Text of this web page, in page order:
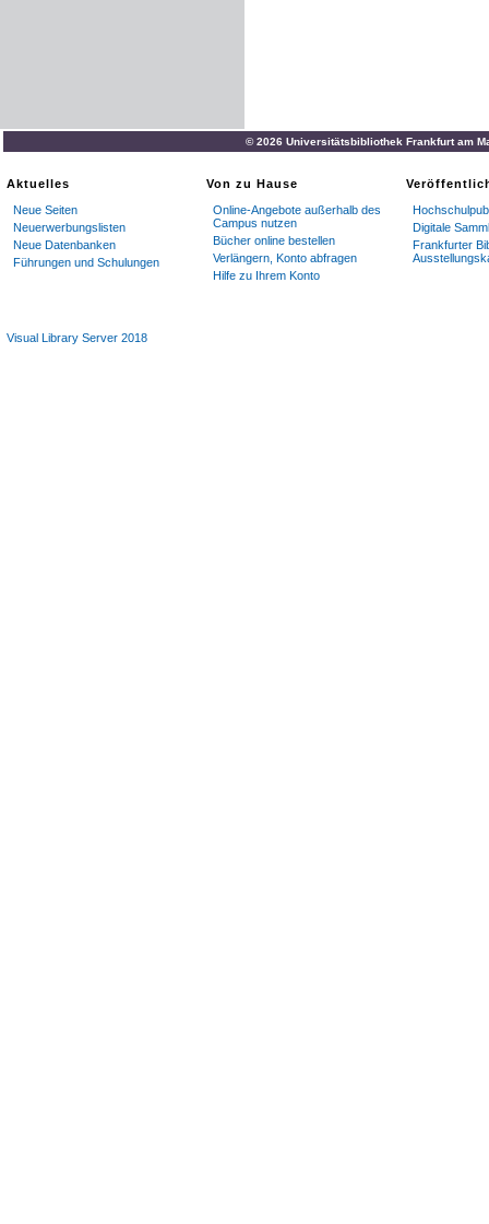
© 2026 Universitätsbibliothek Frankfurt am
Aktuelles
Neue Seiten
Neuerwerbungslisten
Neue Datenbanken
Führungen und Schulungen
Von zu Hause
Online-Angebote außerhalb des
Campus nutzen
Bücher online bestellen
Verlängern, Konto abfragen
Hilfe zu Ihrem Konto
Digitale
Frankfurter
Visual Library Server 2018